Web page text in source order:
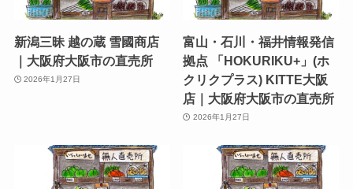
新潟三昧 越の蔵 雪國商店
｜大阪府大阪市の直売所
2026年1月27日
富山・石川・福井情報発信
拠点 「HOKURIKU+」(ホ
クリクプラス) KITTE大阪
店｜大阪府大阪市の直売所
2026年1月27日